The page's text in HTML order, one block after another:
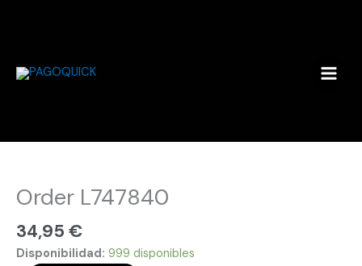
Order L747840
34,95 €
Disponibilidad: 999 disponibles
cantidad